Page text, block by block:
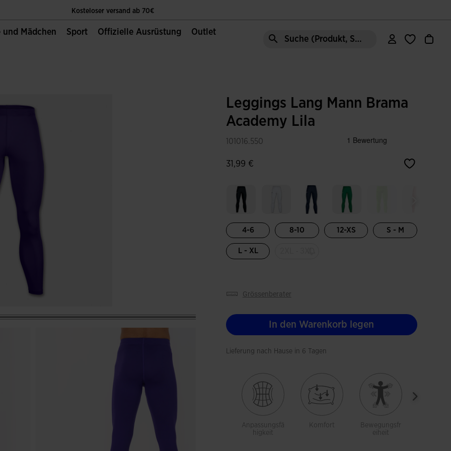
Kosteloser versand ab 70€
Die Einzige Offizielle Website von Joma Sport
und Mädchen Sport Offizielle Ausrüstung Outlet
Suche (Produkt, Stil, Bereich, etc.)
Leggings Lang Mann Brama
Academy Lila
101016.550
31,99 €
4-6 8-10 12-XS S - M
L - XL
grössenberater
In den Warenkorb legen
Lieferung nach Hause in 6 Tagen
Anpassungsfä
higkeit
Komfort
Bewegungsfr
eiheit